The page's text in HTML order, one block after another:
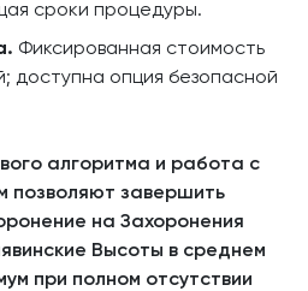
сроки процедуры.
Фиксированная стоимость
доступна опция безопасной
алгоритма и работа с
позволяют завершить
на Захоронения
Высоты в среднем
при полном отсутствии